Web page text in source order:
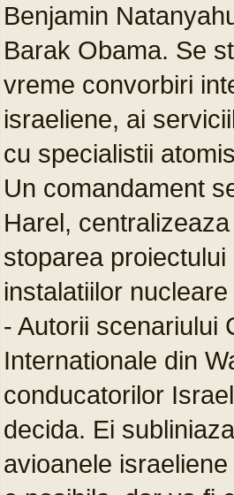
Benjamin
Barak Obama. Se
vreme convorbiri
israeliene, ai
cu specialistii
Un comandament
Harel,
stoparea
instalatiilor
- Autorii scenariului
Internationale din
conducatorilor
decida. Ei
avioanele